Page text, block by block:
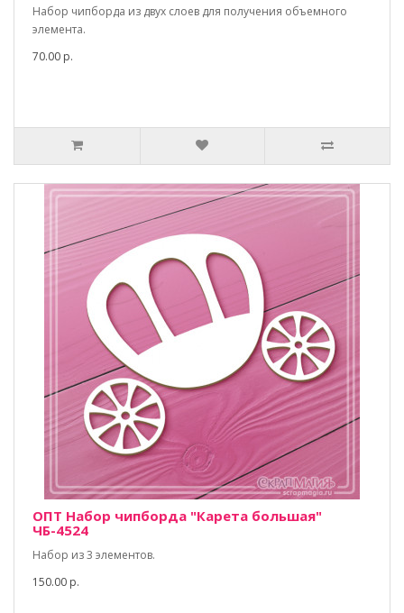
Набор чипборда из двух слоев для получения объемного
элемента.
70.00 р.
ОПТ Набор чипборда "Карета большая"
ЧБ-4524
Набор из 3 элементов.
150.00 р.